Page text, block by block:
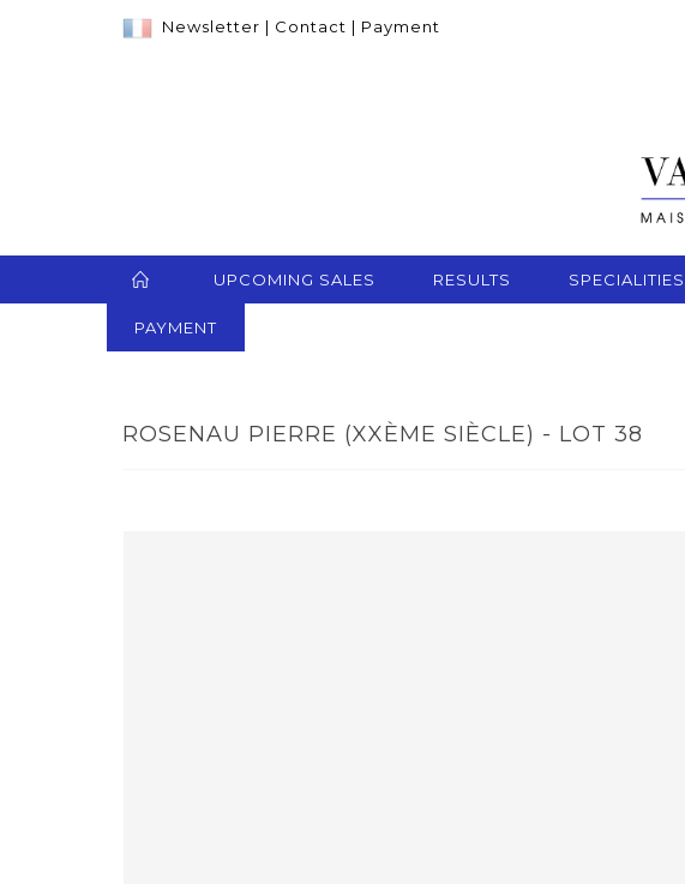
Newsletter | Contact | Payment
UPCOMING SALES RESULTS SPECIALITIES
PAYMENT
ROSENAU PIERRE (XXÈME SIÈCLE) - LOT 38